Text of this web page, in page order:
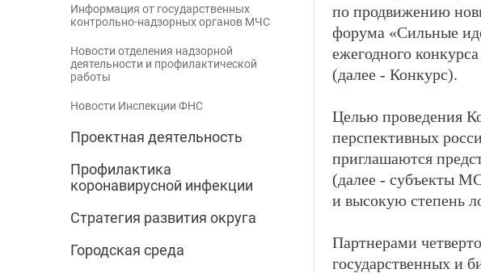
Информация от государственных
контрольно-надзорных органов МЧС
Новости отделения надзорной
деятельности и профилактической
работы
Новости Инспекции ФНС
Проектная деятельность
Профилактика
коронавирусной инфекции
Стратегия развития округа
Городская среда
по продвижению
форума «Сильные
ежегодного
(далее - Конкурс).
Целью проведения
перспективных
приглашаются
(далее - субъекты
и высокую степень
Партнерами
государственных и